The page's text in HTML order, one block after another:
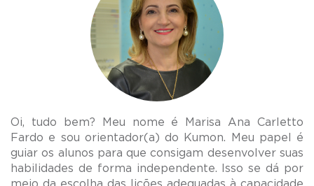
Oi, tudo bem? Meu nome é Marisa Ana Carletto
Fardo e sou orientador(a) do Kumon. Meu papel é
guiar os alunos para que consigam desenvolver suas
habilidades de forma independente. Isso se dá por